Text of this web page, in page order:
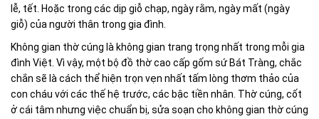
lễ, tết. Hoặc trong các dịp giỗ chạp, ngày rằm, ngày mất (ngày
giỗ) của người thân trong gia đình.
Không gian thờ cúng là không gian trang trọng nhất trong mỗi gia
đình Việt. Vì vậy, một bộ đồ thờ cao cấp gốm sứ Bát Tràng, chắc
chắn sẽ là cách thể hiện trọn vẹn nhất tấm lòng thơm thảo của
con cháu với các thế hệ trước, các bậc tiền nhân. Thờ cúng, cốt
ở cái tâm nhưng việc chuẩn bị, sửa soạn cho không gian thờ cúng